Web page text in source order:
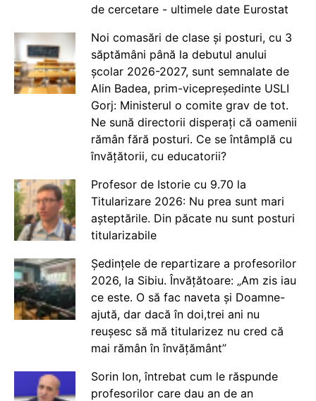
de cercetare - ultimele date Eurostat
Noi comasări de clase și posturi, cu 3
săptămâni până la debutul anului
școlar 2026-2027, sunt semnalate de
Alin Badea, prim-vicepreședinte USLI
Gorj: Ministerul o comite grav de tot.
Ne sună directorii disperați că oamenii
rămân fără posturi. Ce se întâmplă cu
învățătorii, cu educatorii?
Profesor de Istorie cu 9.70 la
Titularizare 2026: Nu prea sunt mari
așteptările. Din păcate nu sunt posturi
titularizabile
Ședințele de repartizare a profesorilor
2026, la Sibiu. Învățătoare: „Am zis iau
ce este. O să fac naveta și Doamne-
ajută, dar dacă în doi,trei ani nu
reușesc să mă titularizez nu cred că
mai rămân în învățământ”
Sorin Ion, întrebat cum le răspunde
profesorilor care dau an de an